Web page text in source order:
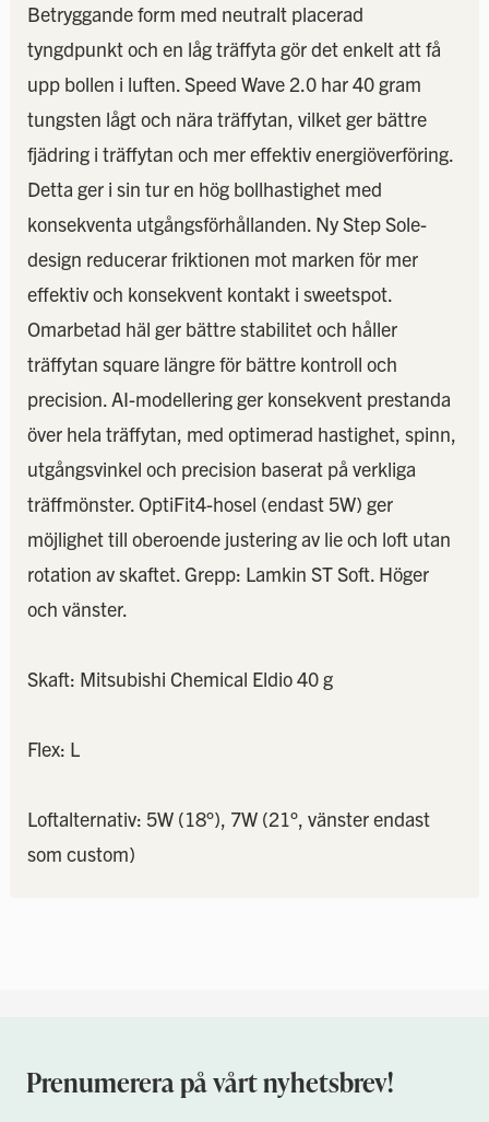
Betryggande form med neutralt placerad
tyngdpunkt och en låg träffyta gör det enkelt att få
upp bollen i luften. Speed Wave 2.0 har 40 gram
tungsten lågt och nära träffytan, vilket ger bättre
fjädring i träffytan och mer effektiv energiöverföring.
Detta ger i sin tur en hög bollhastighet med
konsekventa utgångsförhållanden. Ny Step Sole-
design reducerar friktionen mot marken för mer
effektiv och konsekvent kontakt i sweetspot.
Omarbetad häl ger bättre stabilitet och håller
träffytan square längre för bättre kontroll och
precision. AI-modellering ger konsekvent prestanda
över hela träffytan, med optimerad hastighet, spinn,
utgångsvinkel och precision baserat på verkliga
träffmönster. OptiFit4-hosel (endast 5W) ger
möjlighet till oberoende justering av lie och loft utan
rotation av skaftet. Grepp: Lamkin ST Soft. Höger
och vänster.
Skaft: Mitsubishi Chemical Eldio 40 g
Flex: L
Loftalternativ: 5W (18°), 7W (21°, vänster endast
som custom)
Prenumerera på vårt nyhetsbrev!